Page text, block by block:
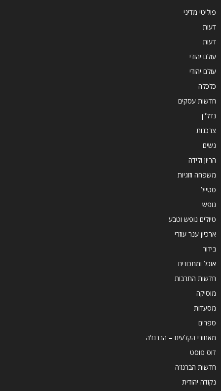
פוליטי מדיני
דעות
דעות
עולם יהודי
עולם יהודי
כלכלה
חדשות עסקים
נדל''ן
צרכנות
נשים
הריון ולידה
משפחה וזוגיות
סטייל
נופש
טיולים נופש וטבע
ארכיון ענר עוזרי
בידור
אוכל ומתכונים
חדשות התרבות
מוסיקה
מסעדות
ספרים
מאחורי הקלעים – הברנז'ה
דוס פוסט
חדשות הברנז'ה
נקודה יהודית